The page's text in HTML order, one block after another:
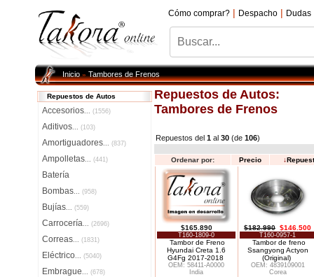
Cómo comprar? | Despacho | Dudas
Inicio»Tambores de Frenos
Repuestos de Autos
Accesorios... (1556)
Aditivos... (103)
Amortiguadores... (837)
Ampolletas... (441)
Batería
Bombas... (958)
Bujías... (559)
Carrocería... (2696)
Correas... (1831)
Eléctrico... (5040)
Embrague... (678)
Repuestos de Autos:
Tambores de Frenos
Repuestos del 1 al 30 (de 106)
Ordenar por: Precio ↓
$165.890
T160-1809-0
Tambor de Freno
Hyundai Creta 1.6
G4Fg 2017-2018
OEM: 58411-A0000
India
$182.990 $146.500
T160-0957-1
Tambor de freno
Ssangyong Actyon
(Original)
OEM: 4839109001
Corea